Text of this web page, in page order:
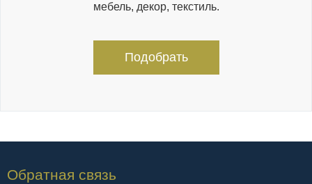
мебель, декор, текстиль.
Подобрать
Обратная связь